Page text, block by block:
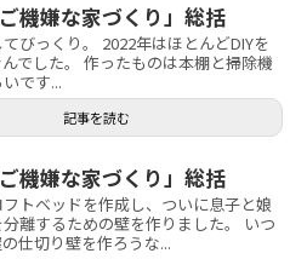
機嫌な家づくり」総括
びっくり。 2022年はほとんどDIYを
でした。 作ったものは本棚と掃除機
です...
記事を読む
機嫌な家づくり」総括
トベッドを作成し、ついに息子と娘
離するための壁を作りました。 いつ
仕切り壁を作ろうな...